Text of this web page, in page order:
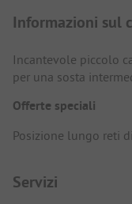
Informazioni sul
Incantevole piccolo
per una sosta
Offerte speciali
Posizione lungo reti
Servizi